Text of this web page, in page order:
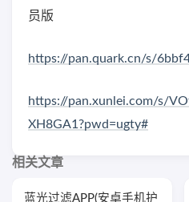
员版
https://pan.quark.cn/s/
https://pan.xunlei.com/s/
XH8GA1?pwd=ugty#
相关文章
蓝光过滤APP(安卓手机护